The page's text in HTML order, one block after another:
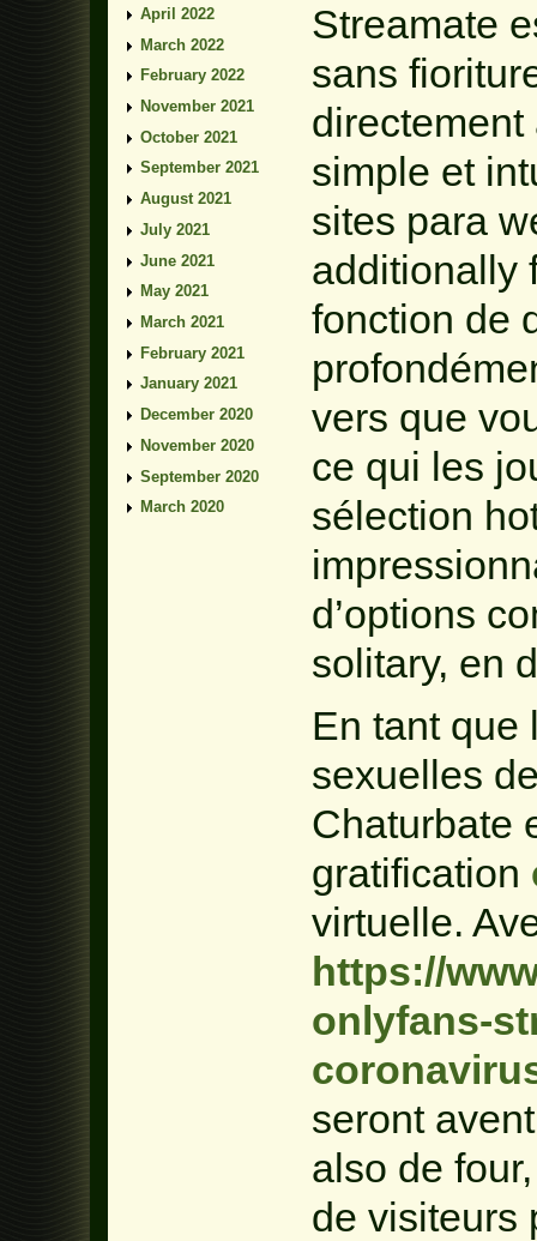
Streamate
sans
directement
simple et
sites para
additionally
fonction de
vers que
ce qui les
sélection
d’options
solitary, en
En tant que
sexuelles
Chaturbate
gratification
virtuelle.
https://
onlyfans-
seront
also de
de visiteurs
April 2022
March 2022
February 2022
November 2021
October 2021
September 2021
August 2021
July 2021
June 2021
May 2021
March 2021
February 2021
January 2021
December 2020
November 2020
September 2020
March 2020